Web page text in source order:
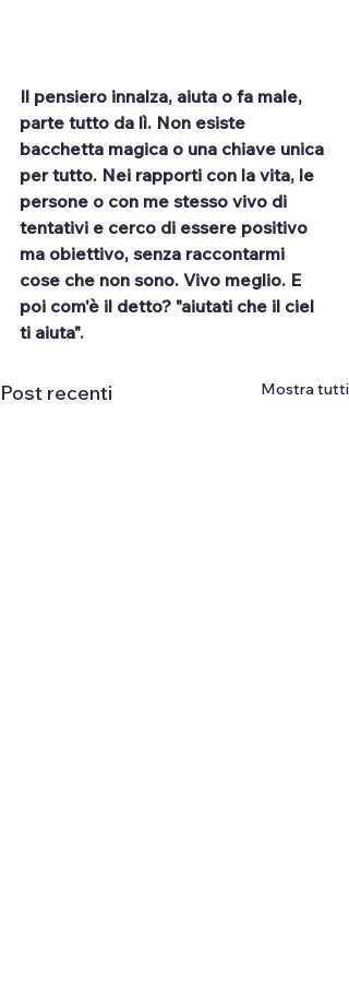
Il pensiero innalza, aiuta o fa male,
parte tutto da lì. Non esiste
bacchetta magica o una chiave unica
per tutto. Nei rapporti con la vita, le
persone o con me stesso vivo di
tentativi e cerco di essere positivo
ma obiettivo, senza raccontarmi
cose che non sono. Vivo meglio. E
poi com'è il detto? "aiutati che il ciel
ti aiuta".
Post recenti Mostra tutti